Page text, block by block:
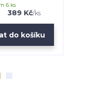
389 Kč/ks
6 ks
do košíku